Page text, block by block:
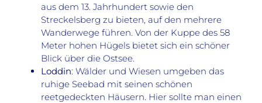
aus dem 13. Jahrhundert sowie den
Streckelsberg zu bieten, auf den mehrere
Wanderwege führen. Von der Kuppe des 58
Meter hohen Hügels bietet sich ein schöner
Blick über die Ostsee.
Loddin: Wälder und Wiesen umgeben das
ruhige Seebad mit seinen schönen
reetgedeckten Häusern. Hier sollte man einen